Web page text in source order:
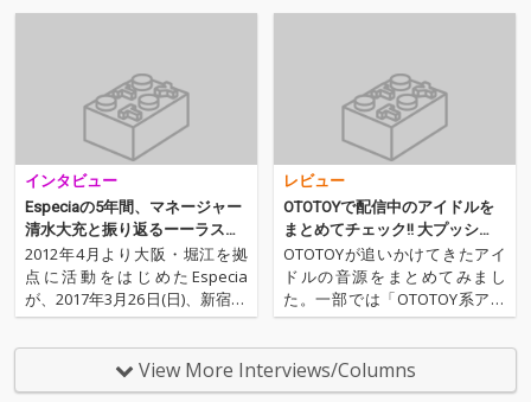
インタビュー
Especiaの5年間、マネージャー
清水大充と振り返るーーラス
ト・ライヴは3月26日(日)、新宿
BLAZEにて
2012年4月より大阪・堀江を拠
点に活動をはじめたEspecia
が、2017年3月26日(日)、新宿BL
AZEのワンマン・ライヴをもっ
て解散する。サウンド・プロデ
ューサーSchtein & Longerこと
横山佑輝の作る、80年代後半の
レビュー
OTOTOYで配信中のアイドルを
まとめてチェック!! 大プッシ
ュ・アーティストをアーカイヴ
しました
OTOTOYが追いかけてきたアイ
ドルの音源をまとめてみまし
た。一部では「OTOTOY系アイ
ドル」なんて呼ばれることもあ
りますが、強烈な個性と芯のあ
るアイドルたちばかり。そし
て、どれも楽曲が素晴らしいも
View More Interviews/Columns